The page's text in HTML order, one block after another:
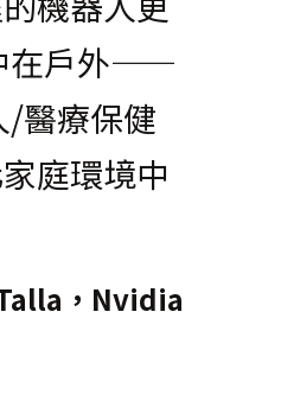
在戶外——
/醫療保健
庭環境中
，Nvidia